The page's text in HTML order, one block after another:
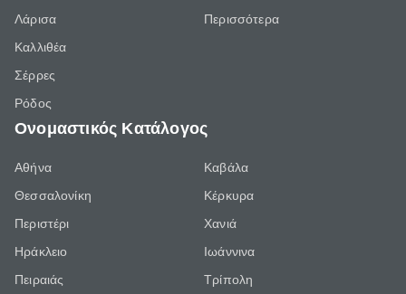
Λάρισα
Καλλιθέα
Σέρρες
Ρόδος
Περισσότερα
Ονομαστικός Κατάλογος
Αθήνα
Θεσσαλονίκη
Περιστέρι
Ηράκλειο
Πειραιάς
Καβάλα
Κέρκυρα
Χανιά
Ιωάννινα
Τρίπολη